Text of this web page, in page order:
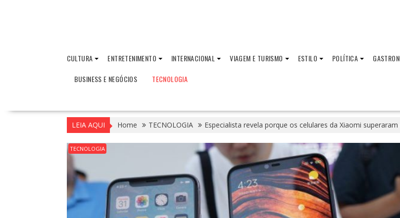
CULTURA ENTRETENIMENTO INTERNACIONAL VIAGEM E TURISMO ESTILO POLÍTICA
BUSINESS E NEGÓCIOS
TECNOLOGIA
LEIA AQUI Home TECNOLOGIA Especialista revela porque os celulares da Xiaomi
TECNOLOGIA